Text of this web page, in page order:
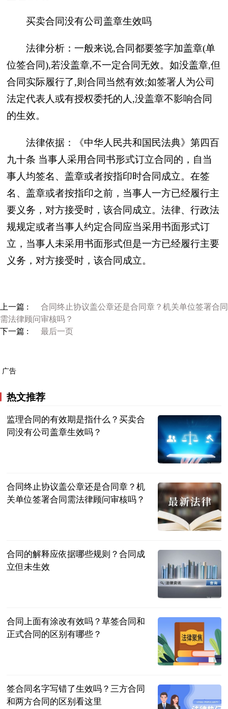
买卖合同没有公司盖章生效吗
法律分析：一般来说,合同都要签字加盖章(单
位签合同),若没盖章,不一定合同无效。如没盖章,但
合同实际履行了,则合同当然有效;如签署人为公司
法定代表人或有授权委托的人,没盖章不影响合同
的生效。
法律依据：《中华人民共和国民法典》第四百
九十条 当事人采用合同书形式订立合同的，自当
事人均签名、盖章或者按指印时合同成立。在签
名、盖章或者按指印之前，当事人一方已经履行主
要义务，对方接受时，该合同成立。法律、行政法
规规定或者当事人约定合同应当采用书面形式订
立，当事人未采用书面形式但是一方已经履行主要
义务，对方接受时，该合同成立。
上一篇 :
合同终止协议盖公章还是合同章？机关单位签署合同
需法律顾问审核吗？
下一篇 :
最后一页
广告
热文推荐
监理合同的有效期是指什么？买卖合
同没有公司盖章生效吗？
合同终止协议盖公章还是合同章？机
关单位签署合同需法律顾问审核吗？
合同的解释应依据哪些规则？合同成
立但未生效
合同上面有涂改有效吗？草签合同和
正式合同的区别有哪些？
签合同名字写错了生效吗？三方合同
和两方合同的区别看这里